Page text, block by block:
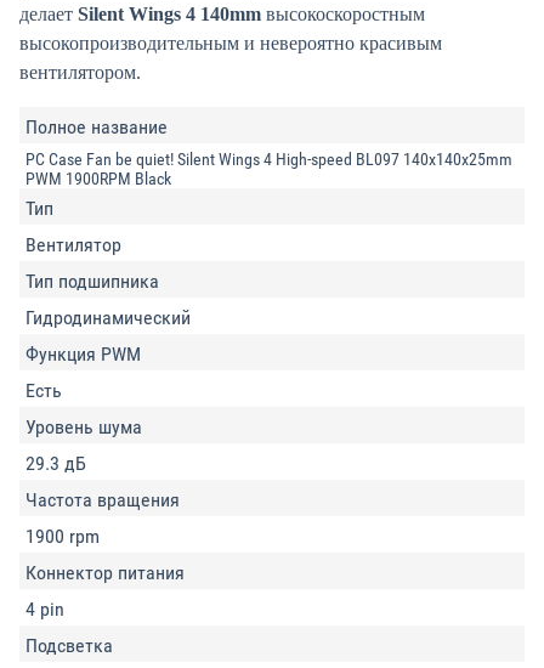
делает Silent Wings 4 140mm высокоскоростным
высокопроизводительным и невероятно красивым
вентилятором.
Полное название
PC Case Fan be quiet! Silent Wings 4 High-speed BL097 140x140x25mm
PWM 1900RPM Black
Тип
Вентилятор
Тип подшипника
Гидродинамический
Функция PWM
Есть
Уровень шума
29.3 дБ
Частота вращения
1900 rpm
Коннектор питания
4 pin
Подсветка